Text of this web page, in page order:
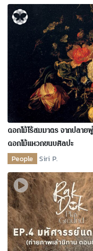
ดอกไม้ไร้สมมาตร จากปลาย
ดอกไม้แหวกขนบศิลปะ
People Siri P.